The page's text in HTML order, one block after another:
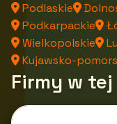
Podlaskie
Podkarpackie
Wielkopolskie
Kujawsko-
Firmy w